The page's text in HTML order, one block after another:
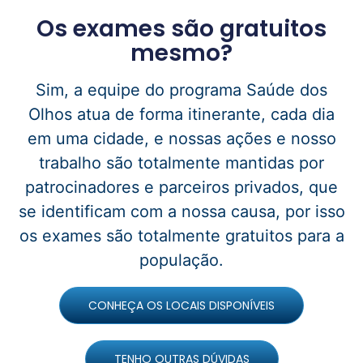
Os exames são gratuitos
mesmo?
Sim, a equipe do programa Saúde dos
Olhos atua de forma itinerante, cada dia
em uma cidade, e nossas ações e nosso
trabalho são totalmente mantidas por
patrocinadores e parceiros privados, que
se identificam com a nossa causa, por isso
os exames são totalmente gratuitos para a
população.
CONHEÇA OS LOCAIS DISPONÍVEIS
TENHO OUTRAS DÚVIDAS